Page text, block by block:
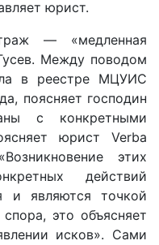
юрист.
— «медленная
Между поводом
в реестре МЦУИС
поясняет господин
с конкретными
юрист Verba
этих
действий
и являются точкой
это объясняет
исков». Сами